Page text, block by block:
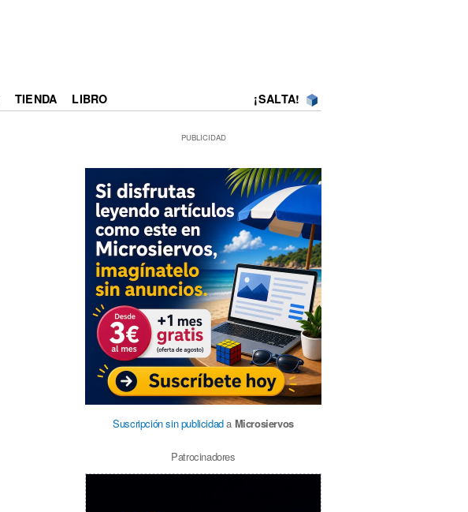
TIENDA LIBRO ¡SALTA!
PUBLICIDAD
Suscripción sin publicidada Microsiervos
Patrocinadores